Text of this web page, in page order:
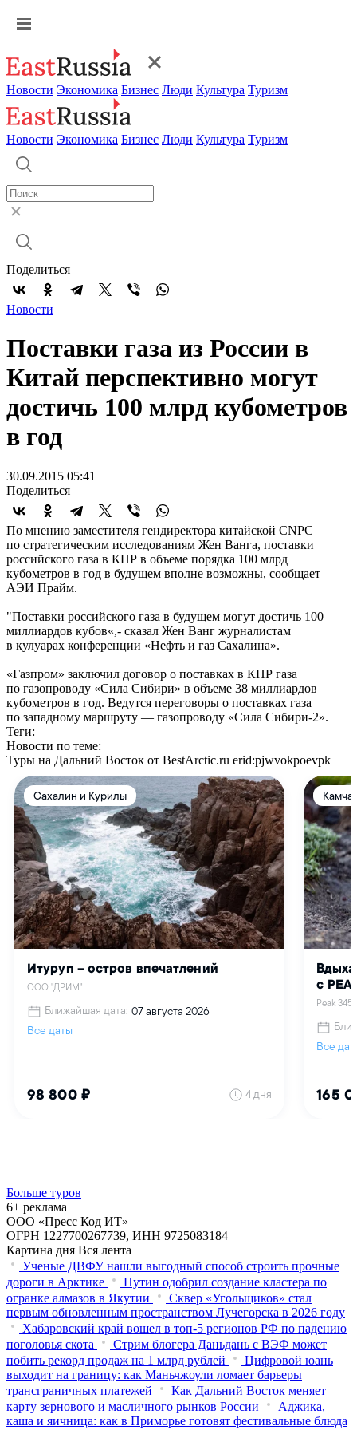
Новости Экономика Бизнес Люди Культура Туризм
Новости Экономика Бизнес Люди Культура Туризм
Поделиться
Новости
Поставки газа из России в
Китай перспективно могут
достичь 100 млрд кубометров
в год
30.09.2015 05:41
Поделиться
По мнению заместителя гендиректора китайской CNPC
по стратегическим исследованиям Жен Ванга, поставки
российского газа в КНР в объеме порядка 100 млрд
кубометров в год в будущем вполне возможны, сообщает
АЭИ Прайм.
"Поставки российского газа в будущем могут достичь 100
миллиардов кубов«,- сказал Жен Ванг журналистам
в кулуарах конференции «Нефть и газ Сахалина».
«Газпром» заключил договор о поставках в КНР газа
по газопроводу «Сила Сибири» в объеме 38 миллиардов
кубометров в год. Ведутся переговоры о поставках газа
по западному маршруту — газопроводу «Сила Сибири-2».
Теги:
Новости по теме:
Туры на Дальний Восток от BestArctic.ru erid:pjwvokpoevpk
Больше туров
6+ реклама
ООО «Пресс Код ИТ»
ОГРН 1227700267739, ИНН 9725083184
Картина дня Вся лента
Ученые ДВФУ нашли выгодный способ строить прочные
дороги в Арктике
Путин одобрил создание кластера по
огранке алмазов в Якутии
Сквер «Угольщиков» стал
первым обновленным пространством Лучегорска в 2026 году
Хабаровский край вошел в топ-5 регионов РФ по падению
поголовья скота
Стрим блогера Даньдань с ВЭФ может
побить рекорд продаж на 1 млрд рублей
Цифровой юань
выходит на границу: как Маньчжоули ломает барьеры
трансграничных платежей
Как Дальний Восток меняет
карту зернового и масличного рынков России
Аджика,
каша и яичница: как в Приморье готовят фестивальные блюда